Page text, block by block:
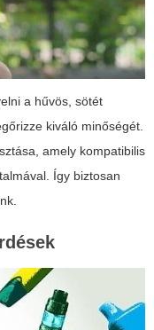
a hűvös, sötét
kiváló minőségét.
amely kompatibilis
Így biztosan